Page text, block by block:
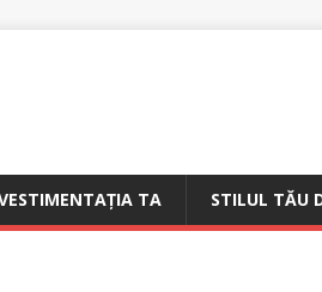
TA STILUL TĂU